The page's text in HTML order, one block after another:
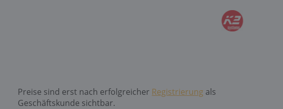
Preise sind erst nach erfolgreicher Registrierung als
Geschäftskunde sichtbar.